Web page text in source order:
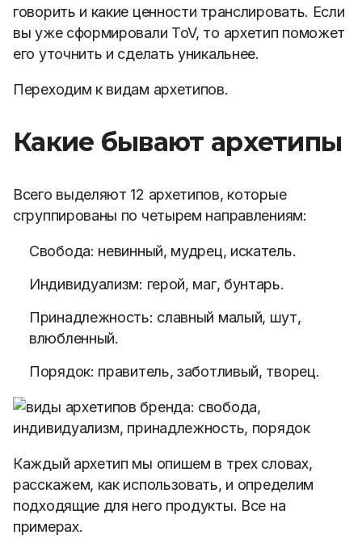
говорить и какие ценности транслировать. Если
вы уже сформировали ToV, то архетип поможет
его уточнить и сделать уникальнее.
Переходим к видам архетипов.
Какие бывают архетипы
Всего выделяют 12 архетипов, которые
сгруппированы по четырем направлениям:
Свобода: невинный, мудрец, искатель.
Индивидуализм: герой, маг, бунтарь.
Принадлежность: славный малый, шут,
влюбленный.
Порядок: правитель,заботливый, творец.
Каждый архетип мы опишем в трех словах,
расскажем, как использовать, и определим
подходящие для него продукты. Все на
примерах.